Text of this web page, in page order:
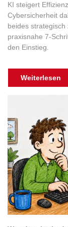
KI steigert
Cybersicherheit
beides
praxisnahe 7-
den Einstieg.
Weiterlesen